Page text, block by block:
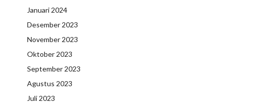
Januari 2024
Desember 2023
November 2023
Oktober 2023
September 2023
Agustus 2023
Juli 2023